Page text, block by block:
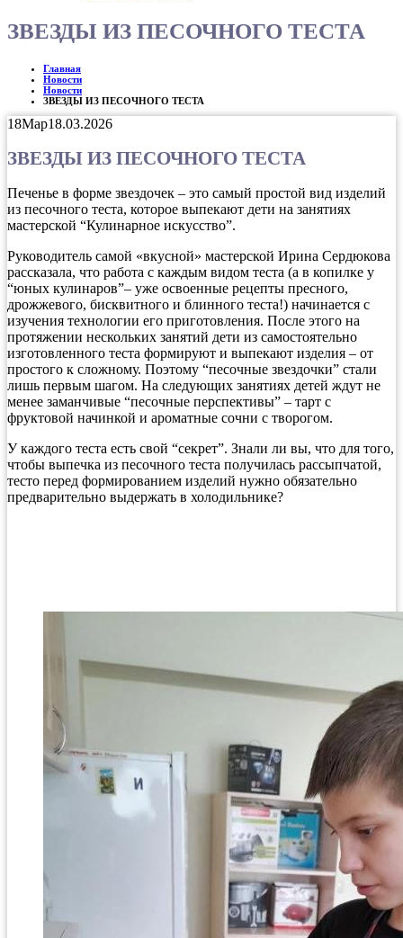
ЗВЕЗДЫ ИЗ ПЕСОЧНОГО ТЕСТА
Главная
Новости
Новости
ЗВЕЗДЫ ИЗ ПЕСОЧНОГО ТЕСТА
18Мар18.03.2026
ЗВЕЗДЫ ИЗ ПЕСОЧНОГО ТЕСТА
Печенье в форме звездочек – это самый простой вид изделий
из песочного теста, которое выпекают дети на занятиях
мастерской “Кулинарное искусство”.
Руководитель самой «вкусной» мастерской Ирина Сердюкова
рассказала, что работа с каждым видом теста (а в копилке у
“юных кулинаров”– уже освоенные рецепты пресного,
дрожжевого, бисквитного и блинного теста!) начинается с
изучения технологии его приготовления. После этого на
протяжении нескольких занятий дети из самостоятельно
изготовленного теста формируют и выпекают изделия – от
простого к сложному. Поэтому “песочные звездочки” стали
лишь первым шагом. На следующих занятиях детей ждут не
менее заманчивые “песочные перспективы” – тарт с
фруктовой начинкой и ароматные сочни с творогом.
У каждого теста есть свой “секрет”. Знали ли вы, что для того,
чтобы выпечка из песочного теста получилась рассыпчатой,
тесто перед формированием изделий нужно обязательно
предварительно выдержать в холодильнике?